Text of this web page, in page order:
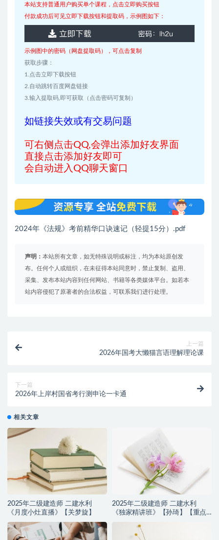
本站支持普通用户购买单个课程，点击立即购买按钮
付款成功后可见立即下载按钮和提取码，示例图如下：
示例图中的密码（网盘提取码），可点击复制
获取步骤：
1.点击立即下载按钮
2.自动跳转百度网盘链接
3.输入提取码,即可获取（点击密码可复制）
如链接失效或有交易问题
可右侧点击QQ,会弹出添加好友界面
直接点击添加好友即可
会自动进入QQ聊天窗口
2024年《法规》考前精华口诀速记（轻提15分）.pdf
声明： 本站所有文章，如无特殊说明或标注，均为本站原创发
布。任何个人或组织，在未征得本站同意时，禁止复制、盗用、
采集、发布本站内容到任何网站、书籍等各类媒体平台。如若本
站内容侵犯了原著者的合法权益，可联系我们进行处理。
上一篇
2026年国考大懒猫言语理解理论课
下一篇
2026年上岸村国省考行测申论一卡通
相关文章
2025年二级建造师 二建水利
《月度小灶直播》【关梦旋】
2025年二级建造师 二建水利
《独家精讲班》【孙琦】【重点